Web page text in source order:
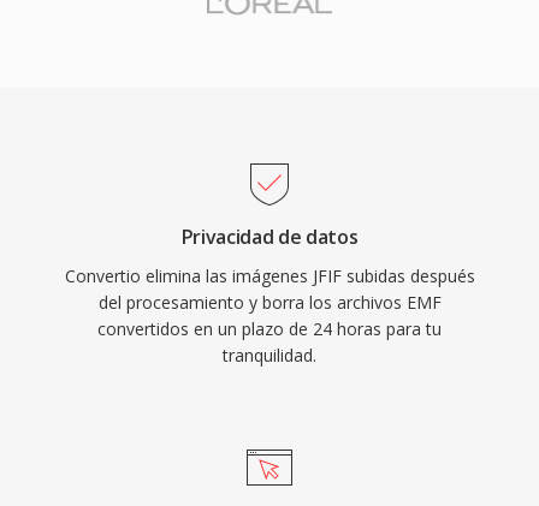
Privacidad de datos
Convertio elimina las imágenes JFIF subidas después
del procesamiento y borra los archivos EMF
convertidos en un plazo de 24 horas para tu
tranquilidad.